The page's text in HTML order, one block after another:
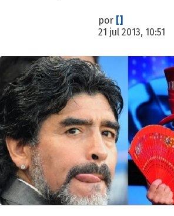
por []
21 jul 2013, 10:51